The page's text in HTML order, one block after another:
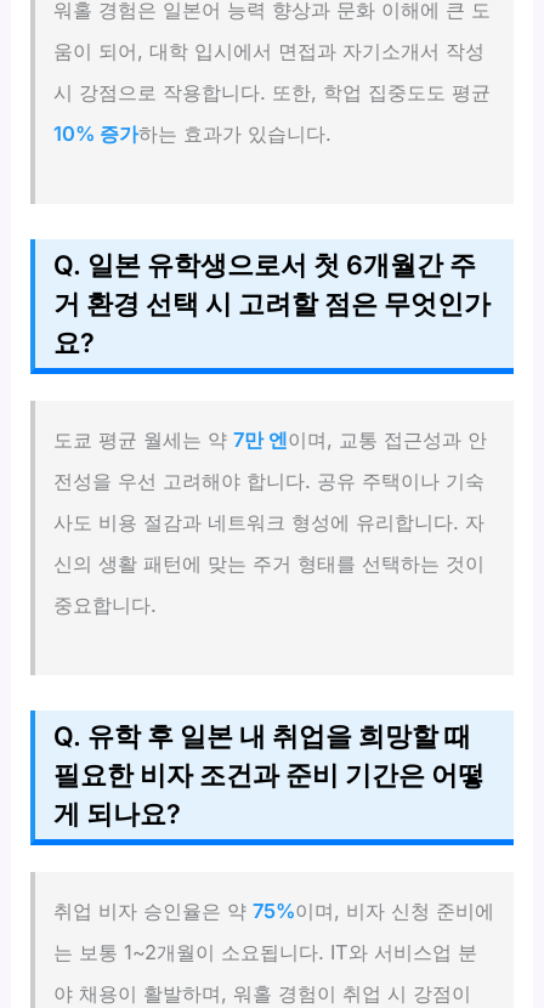
워홀 경험은 일본어 능력 향상과 문화 이해에 큰 도
움이 되어, 대학 입시에서 면접과 자기소개서 작성
시 강점으로 작용합니다. 또한, 학업 집중도도 평균
10% 증가하는 효과가 있습니다.
Q. 일본 유학생으로서 첫 6개월간 주
거 환경 선택 시 고려할 점은 무엇인가
요?
도쿄 평균 월세는 약7만 엔이며, 교통 접근성과 안
전성을 우선 고려해야 합니다. 공유 주택이나 기숙
사도 비용 절감과 네트워크 형성에 유리합니다. 자
신의 생활 패턴에 맞는 주거 형태를 선택하는 것이
중요합니다.
Q. 유학 후 일본 내 취업을 희망할 때
필요한 비자 조건과 준비 기간은 어떻
게 되나요?
취업 비자 승인율은 약75%이며, 비자 신청 준비에
는 보통 1~2개월이 소요됩니다. IT와 서비스업 분
야 채용이 활발하며, 워홀 경험이 취업 시 강점이